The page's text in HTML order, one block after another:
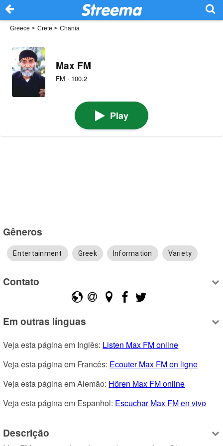
Greece > Crete > Chania
Max FM
FM · 100.2
Play
Gêneros
Entertainment Greek Information Variety
Contato
Em outras línguas
Veja esta página em Inglês: Listen Max FM online
Veja esta página em Francês: Ecouter Max FM en ligne
Veja esta página em Alemão: Hören Max FM online
Veja esta página em Espanhol: Escuchar Max FM en vivo
Descrição